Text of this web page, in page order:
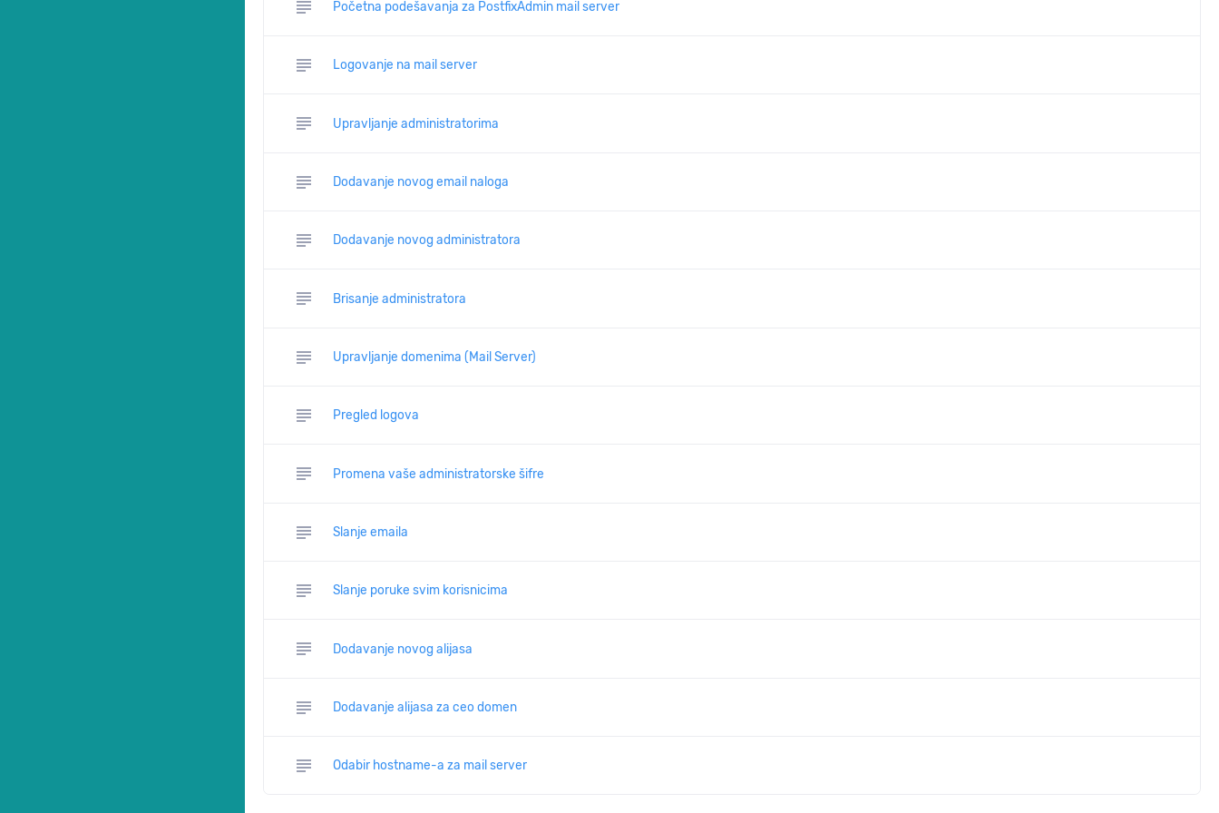
subject Početna podešavanja za PostfixAdmin mail server
subject Logovanje na mail server
subject Upravljanje administratorima
subject Dodavanje novog email naloga
subject Dodavanje novog administratora
subject Brisanje administratora
subject Upravljanje domenima (Mail Server)
subject Pregled logova
subject Promena vaše administratorske šifre
subject Slanje emaila
subject Slanje poruke svim korisnicima
subject Dodavanje novog alijasa
subject Dodavanje alijasa za ceo domen
subject Odabir hostname-a za mail server